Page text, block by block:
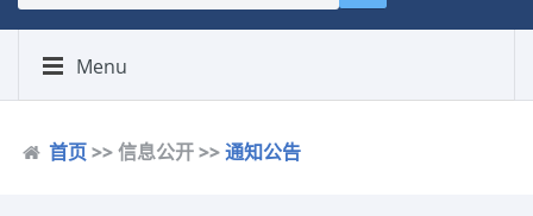
Menu
首页>> 信息公开 >>通知公告